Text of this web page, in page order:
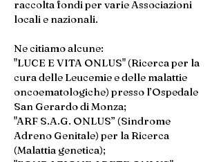
raccolta fondi per varie Associazioni
locali e nazionali.
Ne citiamo alcune:
"LUCE E VITA ONLUS" (Ricerca per la
cura delle Leucemie e delle malattie
oncoematologiche) presso l’Ospedale
San Gerardo di Monza;
"ARF S.A.G. ONLUS” (Sindrome
Adreno Genitale) per la Ricerca
(Malattia genetica);